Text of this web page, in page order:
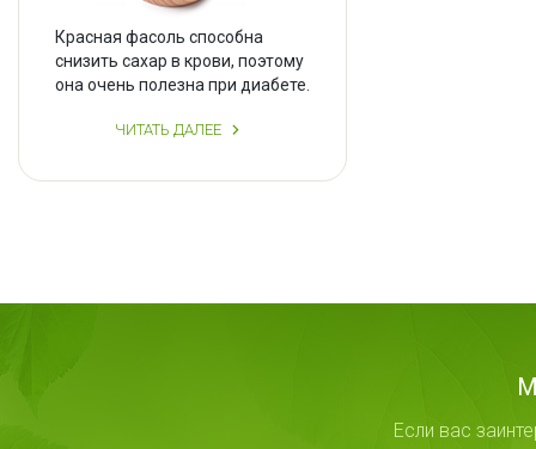
Красная фасоль способна
снизить сахар в крови, поэтому
она очень полезна при диабете.
ЧИТАТЬ ДАЛЕЕ
Если вас